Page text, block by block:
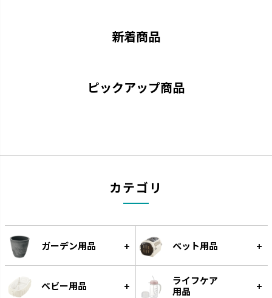
受皿に貯水する底面給水タイプ
手作り感のある暖かな風合いで
す。
新着商品
ピックアップ商品
カテゴリ
ガーデン用品 ペット用品
ベビー用品
ライフケア
用品